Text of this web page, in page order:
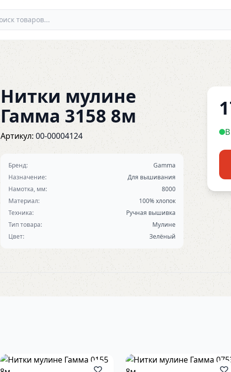
Нитки мулине
Гамма 3158 8м
Артикул:00-00004124
Бренд:
Gamma
Назначение:
Для вышивания
Намотка, мм:
8000
Материал:
100% хлопок
Техника:
Ручная вышивка
Тип товара:
Мулине
Цвет:
Зелёный